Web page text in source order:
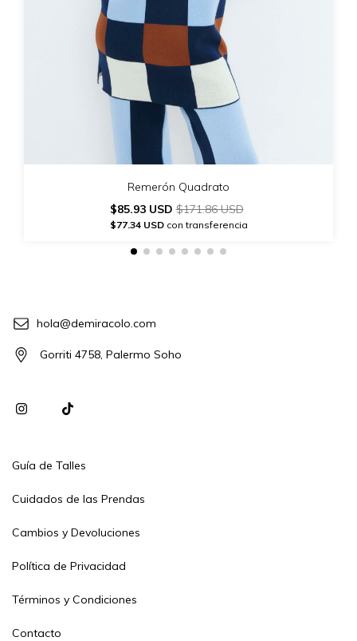
Remerón Quadrato
$85.93 USD$171.86 USD
$77.34 USDcon transferencia
hola@demiracolo.com
Gorriti 4758, Palermo Soho
Guía de Talles
Cuidados de las Prendas
Cambios y Devoluciones
Política de Privacidad
Términos y Condiciones
Contacto